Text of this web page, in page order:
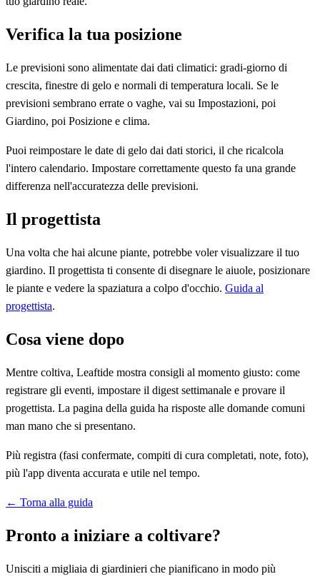
Verifica la tua posizione
Le previsioni sono alimentate dai dati climatici: gradi-giorno di
crescita, finestre di gelo e normali di temperatura locali. Se le
previsioni sembrano errate o vaghe, vai su Impostazioni, poi
Giardino, poi Posizione e clima.
Puoi reimpostare le date di gelo dai dati storici, il che ricalcola
l'intero calendario. Impostare correttamente questo fa una grande
differenza nell'accuratezza delle previsioni.
Il progettista
Una volta che hai alcune piante, potrebbe voler visualizzare il tuo
giardino. Il progettista ti consente di disegnare le aiuole, posizionare
le piante e vedere la spaziatura a colpo d'occhio. Guida al
progettista.
Cosa viene dopo
Mentre coltiva, Leaftide mostra consigli al momento giusto: come
registrare gli eventi, impostare il digest settimanale e provare il
progettista. La pagina della guida ha risposte alle domande comuni
man mano che si presentano.
Più registra (fasi confermate, compiti di cura completati, note, foto),
più l'app diventa accurata e utile nel tempo.
← Torna alla guida
Pronto a iniziare a coltivare?
Unisciti a migliaia di giardinieri che pianificano in modo più